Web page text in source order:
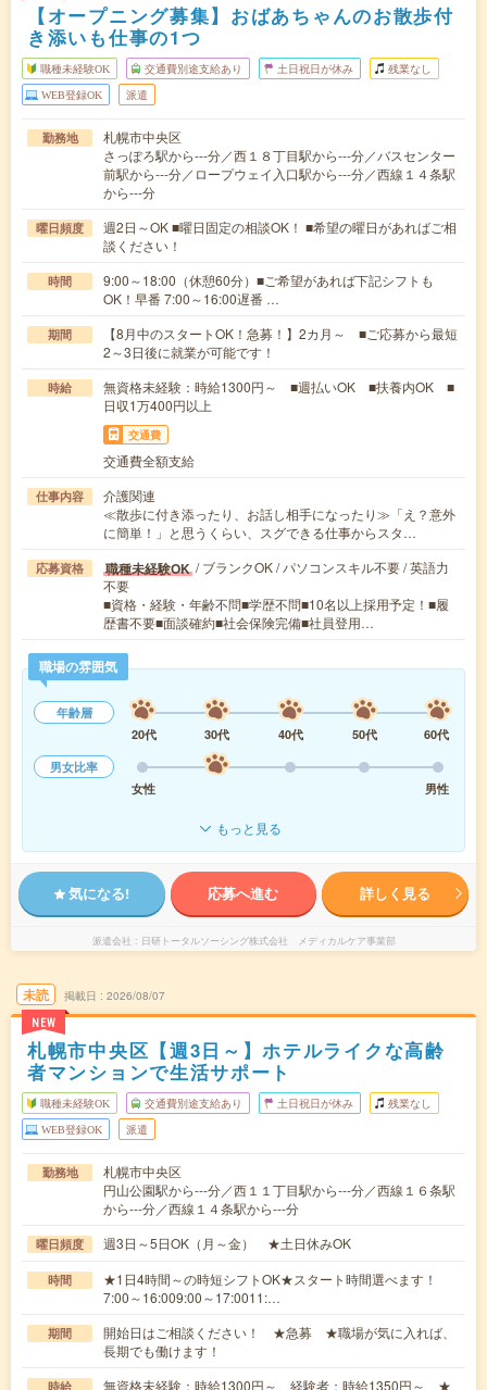
【オープニング募集】おばあちゃんのお散歩付
き添いも仕事の1つ
職種未経験OK 交通費別途支給あり 土日祝日が休み 残業なし
WEB登録OK 派遣
勤務地
札幌市中央区
さっぽろ駅から---分／西１８丁目駅から---分／バスセンター
前駅から---分／ロープウェイ入口駅から---分／西線１４条駅
から---分
曜日頻度
週2日～OK ■曜日固定の相談OK！ ■希望の曜日があればご相
談ください！
時間
9:00～18:00（休憩60分）■ご希望があれば下記シフトも
OK！早番 7:00～16:00遅番 …
期間
【8月中のスタートOK！急募！】2カ月～ ■ご応募から最短
2～3日後に就業が可能です！
時給
無資格未経験：時給1300円～ ■週払いOK ■扶養内OK ■
日収1万400円以上
交通費
交通費全額支給
仕事内容
介護関連
≪散歩に付き添ったり、お話し相手になったり≫「え？意外
に簡単！」と思うくらい、スグできる仕事からスタ…
応募資格 職種未経験OK / ブランクOK / パソコンスキル不要 / 英語力
不要
■資格・経験・年齢不問■学歴不問■10名以上採用予定！■履
歴書不要■面談確約■社会保険完備■社員登用…
職場の雰囲気
年齢層
20代
30代 40代 50代
60代
男女比率
女性
男性
もっと見る
気になる! 応募へ進む 詳しく見る
派遣会社 日研トータルソーシング株式会社 メディカルケア事業部
未読
NEW
掲載日 2026/08/07
札幌市中央区【週3日～】ホテルライクな高齢
者マンションで生活サポート
職種未経験OK 交通費別途支給あり 土日祝日が休み 残業なし
WEB登録OK 派遣
勤務地
札幌市中央区
円山公園駅から---分／西１１丁目駅から---分／西線１６条駅
から---分／西線１４条駅から---分
曜日頻度 週3日～5日OK（月～金） ★土日休みOK
時間
★1日4時間～の時短シフトOK★スタート時間選べます！
7:00～16:009:00～17:0011:…
期間
開始日はご相談ください！ ★急募 ★職場が気に入れば、
長期でも働けます！
時給 無資格未経験：時給1300円～ 経験者：時給1350円～ ★